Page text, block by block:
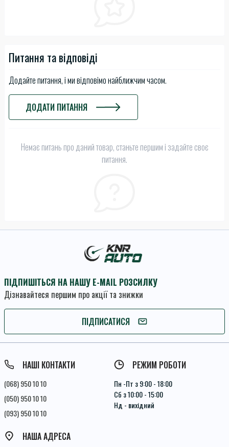
Питання та відповіді
Додайте питання, і ми відповімо найближчим часом.
ДОДАТИ ПИТАННЯ
Немає питань про даний товар, станьте першим і задайте своє
питання.
ПІДПИШІТЬСЯ НА НАШУ E-MAIL РОЗСИЛКУ
Дізнавайтеся першим про акції та знижки
ПІДПИСАТИСЯ
ПІДПИШІТЬСЯ
Умови угоди
НАШІ КОНТАКТИ
(068) 950 10 10
(050) 950 10 10
(093) 950 10 10
РЕЖИМ РОБОТИ
Пн -Пт з 9:00 - 18:00
Сб з 10:00 - 15:00
Нд - вихідний
НАША АДРЕСА